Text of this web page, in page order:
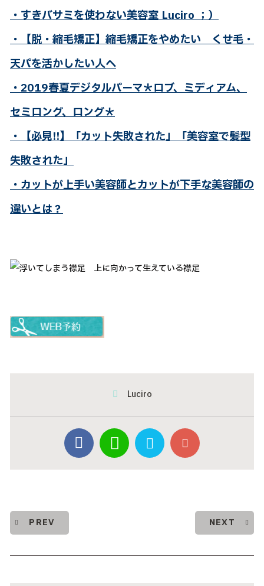
・すきバサミを使わない美容室 Luciro ；）
・【脱・縮毛矯正】縮毛矯正をやめたい くせ毛・
天パを活かしたい人へ
・2019春夏デジタルパーマ＊ロブ、ミディアム、
セミロング、ロング＊
・【必見!!】「カット失敗された」「美容室で髪型
失敗された」
・カットが上手い美容師とカットが下手な美容師の
違いとは？
Luciro
PREV NEXT